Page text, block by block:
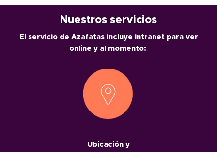
Nuestros servicios
El servicio de Azafatas incluye intranet para ver
online y al momento::
Ubicación y